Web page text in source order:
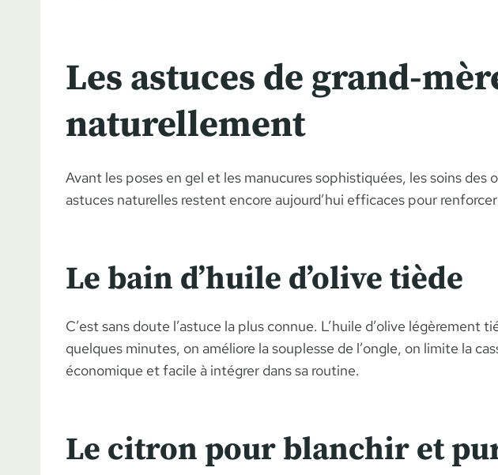
Les astuces de grand-
naturellement
Avant les poses en gel et les manucures sophistiquées, les soins
astuces naturelles restent encore aujourd’hui efficaces pour
Le bain d’huile d’olive tiède
C’est sans doute l’astuce la plus connue. L’huile d’olive
quelques minutes, on améliore la souplesse de l’ongle, on limite la
économique et facile à intégrer dans sa routine.
Le citron pour blanchir et